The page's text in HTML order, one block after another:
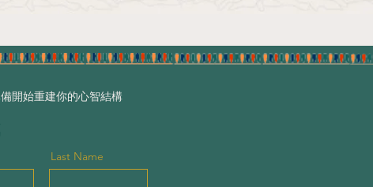
Last Name
開始重建你的心智結構